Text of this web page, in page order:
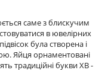
саме з блискучим
в ювелірних
була створена і
Яйця орнаментовані
традиційні букви ХВ -